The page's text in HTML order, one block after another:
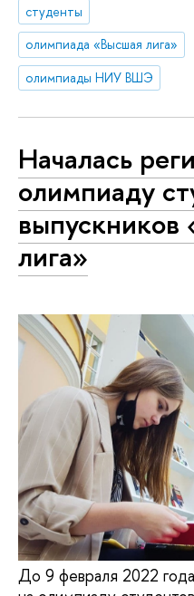
студенты
олимпиада «Высшая лига»
олимпиады НИУ ВШЭ
Началась
олимпиаду
выпускников
лига»
До 9 февраля 2022